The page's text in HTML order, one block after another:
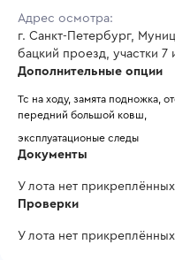
Адрес осмотра:
г. Санкт-Петербург,
бацкий проезд, участки 7
Дополнительные опции
Тс на ходу, замята подножка,
передний большой ковш,
эксплуатационые следы
Документы
У лота нет
Проверки
У лота нет